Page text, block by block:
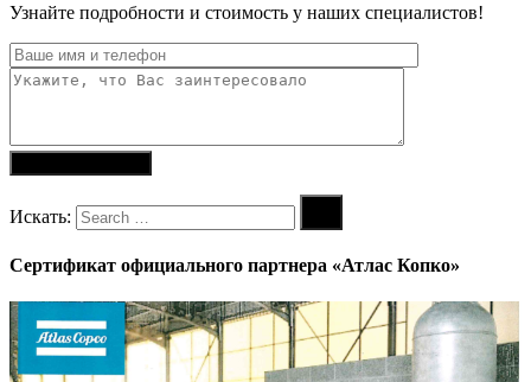
Узнайте подробности и стоимость у наших специалистов!
Искать:
Сертификат официального партнера «Атлас Копко»